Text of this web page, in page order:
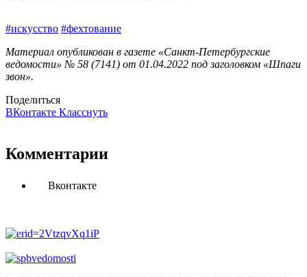
#искусство #фехтование
Материал опубликован в газете «Санкт-Петербургские
ведомости» № 58 (7141) от 01.04.2022 под заголовком «Шпаги
звон».
Поделиться
ВКонтакте Класснуть
Комментарии
Вконтакте